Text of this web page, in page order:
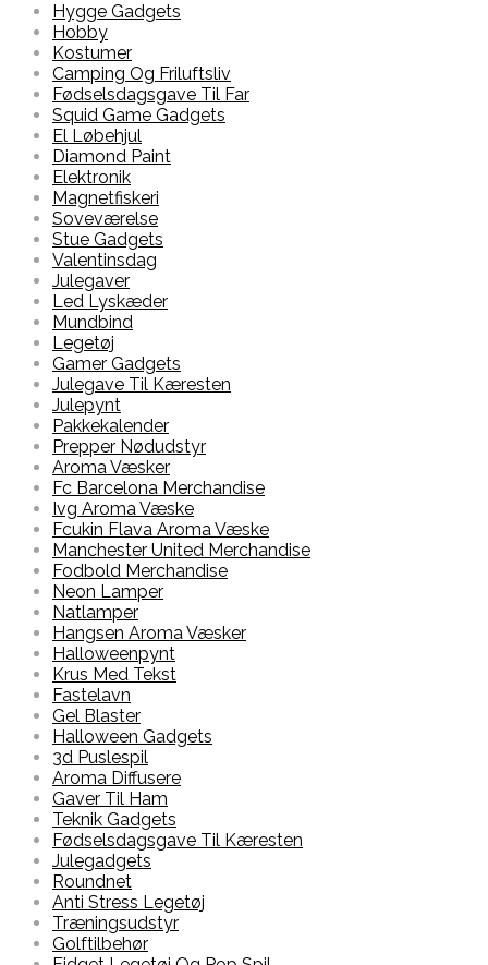
Hygge Gadgets
Hobby
Kostumer
Camping Og Friluftsliv
Fødselsdagsgave Til Far
Squid Game Gadgets
El Løbehjul
Diamond Paint
Elektronik
Magnetfiskeri
Soveværelse
Stue Gadgets
Valentinsdag
Julegaver
Led Lyskæder
Mundbind
Legetøj
Gamer Gadgets
Julegave Til Kæresten
Julepynt
Pakkekalender
Prepper Nødudstyr
Aroma Væsker
Fc Barcelona Merchandise
Ivg Aroma Væske
Fcukin Flava Aroma Væske
Manchester United Merchandise
Fodbold Merchandise
Neon Lamper
Natlamper
Hangsen Aroma Væsker
Halloweenpynt
Krus Med Tekst
Fastelavn
Gel Blaster
Halloween Gadgets
3d Puslespil
Aroma Diffusere
Gaver Til Ham
Teknik Gadgets
Fødselsdagsgave Til Kæresten
Julegadgets
Roundnet
Anti Stress Legetøj
Træningsudstyr
Golftilbehør